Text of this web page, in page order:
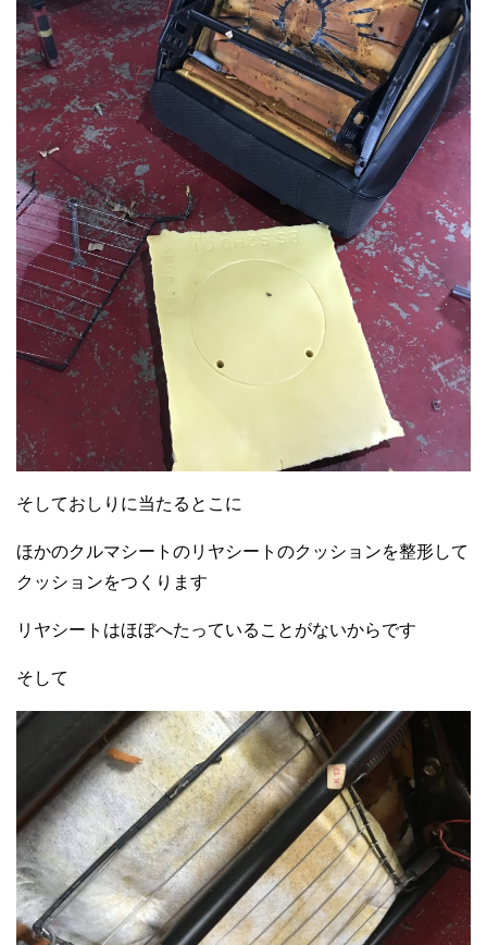
そしておしりに当たるとこに
ほかのクルマシートのリヤシートのクッションを整形して
クッションをつくります
リヤシートはほぼへたっていることがないからです
そして